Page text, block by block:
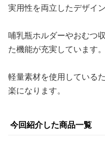
実用性を両立したデザイン
哺乳瓶ホルダーやおむつ
た機能が充実しています。
軽量素材を使用している
楽になります。
今回紹介した商品一覧